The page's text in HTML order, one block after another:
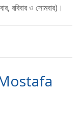
রবিবার ও সোমবার)।